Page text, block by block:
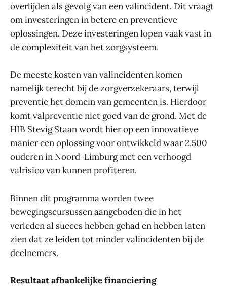
overlijden als gevolg van een valincident. Dit vraagt
om investeringen in betere en preventieve
oplossingen. Deze investeringen lopen vaak vast in
de complexiteit van het zorgsysteem.
De meeste kosten van valincidenten komen
namelijk terecht bij de zorgverzekeraars, terwijl
preventie het domein van gemeenten is. Hierdoor
komt valpreventie niet goed van de grond. Met de
HIB Stevig Staan wordt hier op een innovatieve
manier een oplossing voor ontwikkeld waar 2.500
ouderen in Noord-Limburg met een verhoogd
valrisico van kunnen profiteren.
Binnen dit programma worden twee
bewegingscursussen aangeboden die in het
verleden al succes hebben gehad en hebben laten
zien dat ze leiden tot minder valincidenten bij de
deelnemers.
Resultaat afhankelijke financiering